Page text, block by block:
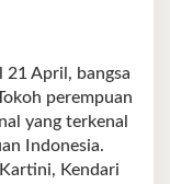
April, bangsa
perempuan
yang terkenal
Indonesia.
Kendari